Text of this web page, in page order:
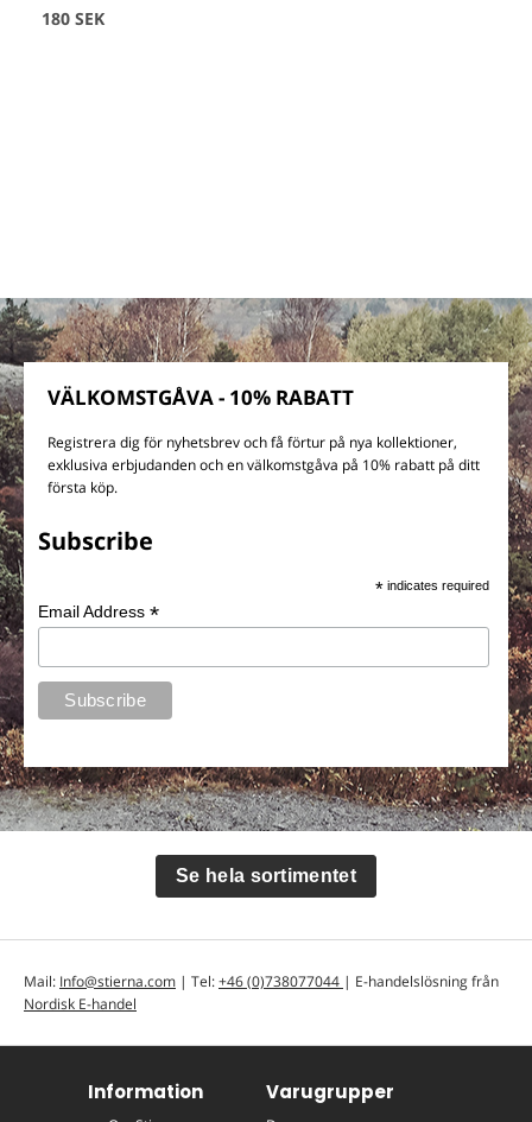
180 SEK
VÄLKOMSTGÅVA - 10% RABATT
Registrera dig för nyhetsbrev och få förtur på nya kollektioner,
exklusiva erbjudanden och en välkomstgåva på 10% rabatt på ditt
första köp.
Subscribe
* indicates required
Email Address*
Se hela sortimentet
Mail: Info@stierna.com | Tel:+46 (0)738077044 | E-handelslösning från
Nordisk E-handel
Information Varugrupper